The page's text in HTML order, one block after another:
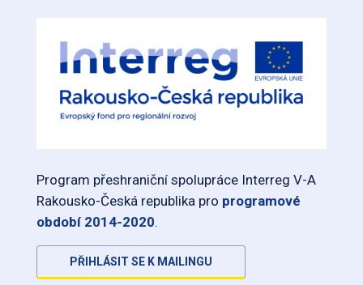
Program přeshraniční spolupráce Interreg V-A
Rakousko-Česká republika pro programové
období 2014-2020.
PŘIHLÁSIT SE K MAILINGU